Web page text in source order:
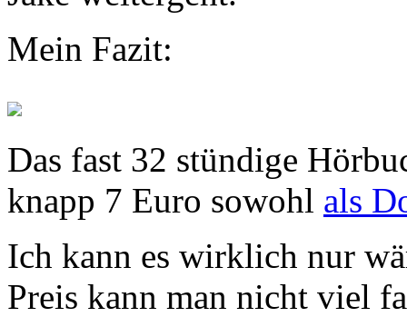
Mein Fazit:
Das fast 32 stündige
knapp 7 Euro sowohl als
Ich kann es wirklich nur
Preis kann man nicht viel